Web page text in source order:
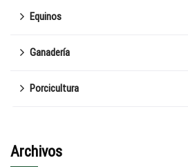
Equinos
Ganadería
Porcicultura
Archivos